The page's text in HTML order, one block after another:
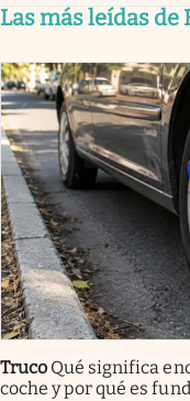
Las más leídas de
Truco Qué significa
coche y por qué es